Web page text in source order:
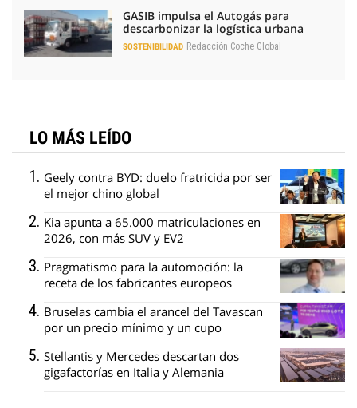
GASIB impulsa el Autogás para
descarbonizar la logística urbana
SOSTENIBILIDAD Redacción Coche Global
LO MÁS LEÍDO
Geely contra BYD: duelo fratricida por ser
el mejor chino global
Kia apunta a 65.000 matriculaciones en
2026, con más SUV y EV2
Pragmatismo para la automoción: la
receta de los fabricantes europeos
Bruselas cambia el arancel del Tavascan
por un precio mínimo y un cupo
Stellantis y Mercedes descartan dos
gigafactorías en Italia y Alemania